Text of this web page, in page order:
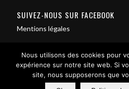
SUIVEZ-NOUS SUR FACEBOOK
Mentions légales
Nous utilisons des cookies pour
expérience sur notre site web. Si
site, nous supposerons que